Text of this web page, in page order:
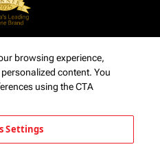
browsing experience,
content. You
using the CTA
Settings